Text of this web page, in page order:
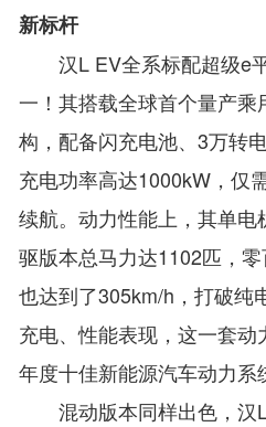
新标杆
汉L EV全系标配超级e
一！其搭载全球首个量产乘
构，配备闪充电池、3万转
充电功率高达1000kW，仅
续航。动力性能上，其单
驱版本总马力达1102匹，
也达到了305km/h，打破纯
充电、性能表现，这一套动
年度十佳新能源汽车动力系
混动版本同样出色，